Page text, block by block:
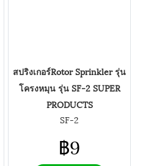
สปริงเกอร์Rotor Sprinkler รุ่น
โครงหมุน รุ่น SF-2 SUPER
PRODUCTS
SF-2
฿9